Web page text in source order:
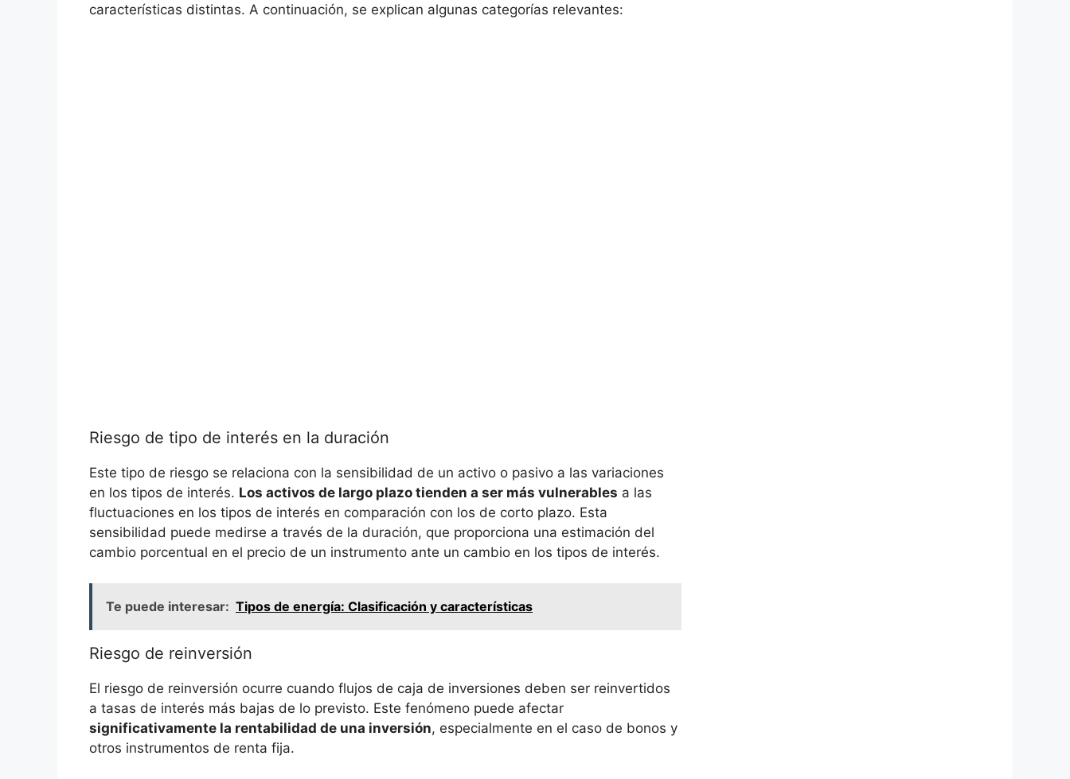
características distintas.‍ A ⁣continuación, ‌se‌ explican algunas categorías relevantes:
Riesgo ‍de ⁣tipo de interés en ⁤la duración
Este tipo de riesgo se⁤ relaciona con la sensibilidad de ⁣un activo​ o pasivo a las variaciones
‍en ⁤los tipos de‍ interés. Los activos de ​largo plazo tienden a ser más ⁤vulnerables a las
‌fluctuaciones en los⁣ tipos ‌de⁢ interés‌ en comparación con‌ los ⁣de corto plazo. Esta
sensibilidad ⁤puede ⁣medirse ⁤a través de ​la duración, que proporciona una ⁤estimación del
cambio porcentual en​ el precio de⁢ un instrumento ante ‍un cambio en ⁢los tipos de ‍interés.
Te puede interesar: Tipos de energía: Clasificación y características
Riesgo de reinversión
El riesgo de reinversión⁤ ocurre cuando flujos de ‌caja de inversiones deben ser ⁣reinvertidos
a ‌tasas de interés más bajas‌ de lo ⁣previsto.⁤ Este fenómeno puede⁢ afectar
significativamente la rentabilidad de una ‍inversión, especialmente en el caso‌ de bonos‍ y
otros instrumentos ⁤de renta fija.